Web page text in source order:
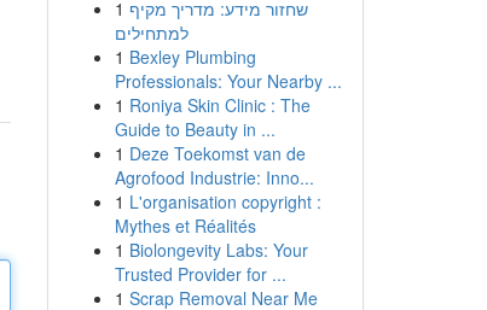
1 שחזור מידע: מדריך מקיף
למתחילים
1 Bexley Plumbing
Professionals: Your Nearby ...
1 Roniya Skin Clinic : The
Guide to Beauty in ...
1 Deze Toekomst van de
Agrofood Industrie: Inno...
1 L'organisation copyright :
Mythes et Réalités
1 Biolongevity Labs: Your
Trusted Provider for ...
1 Scrap Removal Near Me